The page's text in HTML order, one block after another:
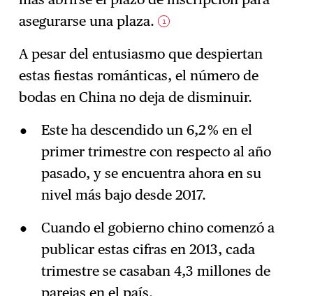
asegurarse una plaza. 1
A pesar del entusiasmo que despiertan
estas fiestas románticas, el número de
bodas en China no deja de disminuir.
Este ha descendido un 6,2 % en el
primer trimestre con respecto al año
pasado, y se encuentra ahora en su
nivel más bajo desde 2017.
Cuando el gobierno chino comenzó a
publicar estas cifras en 2013, cada
trimestre se casaban 4,3 millones de
parejas en el país.